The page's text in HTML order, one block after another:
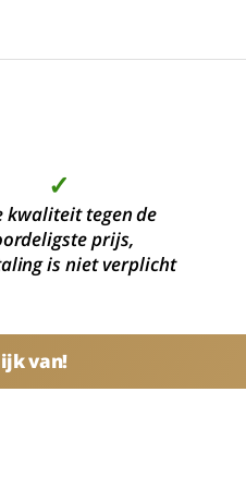
✓
kwaliteit tegen de
prijs,
is niet verplicht
van!